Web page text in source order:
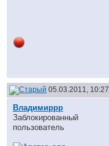
05.03.2011, 10:27
Владимиррр
Заблокированный
пользователь